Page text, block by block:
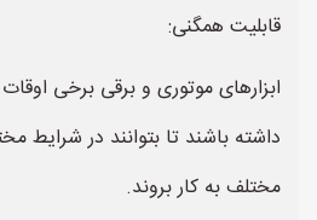
قابلیت همگنی:
ابزارهای موتوری و برقی برخی
داشته باشند تا بتوانند در شرایط
مختلف به کار بروند.